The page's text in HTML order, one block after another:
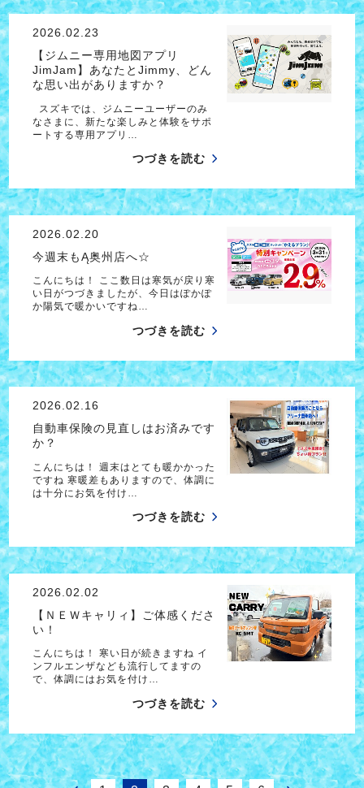
2026.02.23
【ジムニー専用地図アプリ
JimJam】あなたとJimmy、どん
な思い出がありますか？
スズキでは、ジムニーユーザーのみ
なさまに、新たな楽しみと体験をサポ
ートする専用アプリ…
つづきを読む
2026.02.20
今週末もĄ奥州店へ☆
こんにちは！ ここ数日は寒気が戻り寒
い日がつづきましたが、今日はぽかぽ
か陽気で暖かいですね…
つづきを読む
2026.02.16
自動車保険の見直しはお済みです
か？
こんにちは！ 週末はとても暖かかった
ですね 寒暖差もありますので、体調に
は十分にお気を付け…
つづきを読む
2026.02.02
【ＮＥＷキャリィ】ご体感くださ
い！
こんにちは！ 寒い日が続きますね イ
ンフルエンザなども流行してますの
で、体調にはお気を付け…
つづきを読む